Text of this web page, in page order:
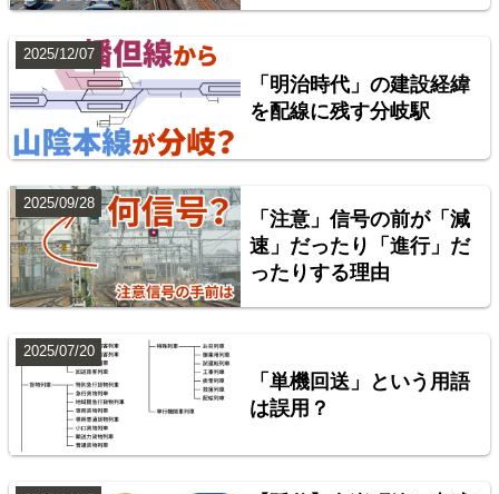
東海道本線（米原～神戸）
横浜線
5
6
「明治時代」の建設経緯
を配線に残す分岐駅
2025/12/07
「注意」信号の前が「減
速」だったり「進行」だ
ったりする理由
2025/09/28
「単機回送」という用語
は誤用？
2025/07/20